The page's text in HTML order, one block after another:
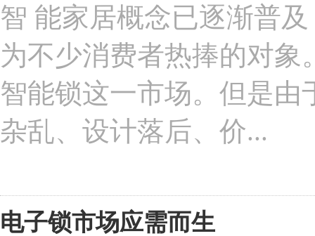
智 能家居概念已逐渐普
为不少消费者热捧的对
智能锁这一市场。但是
杂乱、设计落后、价...
电子锁市场应需而生